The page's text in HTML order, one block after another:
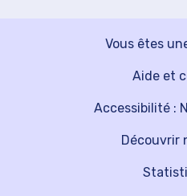
Vous êtes
Découvrir
Aide et
Accessibilité :